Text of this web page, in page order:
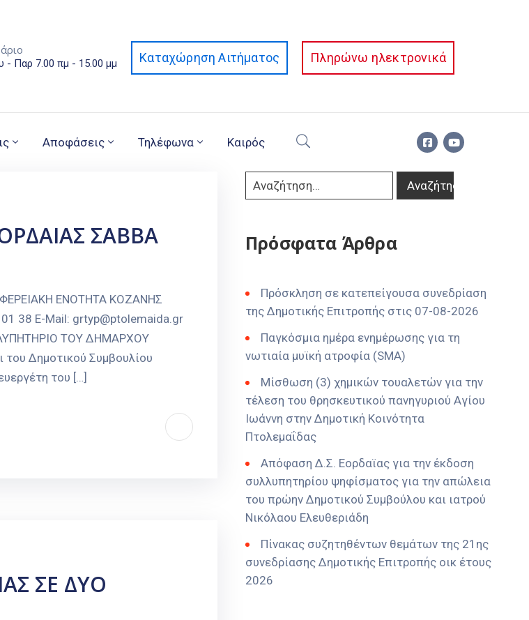
- Παρ 7.00 πμ - 15.00 μμ Καταχώρηση Αιτήματος Πληρώνω ηλεκτρονικά
Αποφάσεις Τηλέφωνα Καιρός
ΣΑΒΒΑ
ΕΝΟΤΗΤΑ ΚΟΖΑΝΗΣ
38 E-Mail: grtyp@ptolemaida.gr
ΤΟΥ ΔΗΜΑΡΧΟΥ
Δημοτικού Συμβουλίου
του […]
ΣΕ ΔΥΟ
Πρόσφατα Άρθρα
Πρόσκληση σε κατεπείγουσα συνεδρίαση
της Δημοτικής Επιτροπής στις 07-08-2026
Παγκόσμια ημέρα ενημέρωσης για τη
νωτιαία μυϊκή ατροφία (SMA)
Μίσθωση (3) χημικών τουαλετών για την
τέλεση του θρησκευτικού πανηγυριού Αγίου
Ιωάννη στην Δημοτική Κοινότητα
Πτολεμαΐδας
Απόφαση Δ.Σ. Εορδαϊας για την έκδοση
συλλυπητηρίου ψηφίσματος για την απώλεια
του πρώην Δημοτικού Συμβούλου και ιατρού
Νικόλαου Ελευθεριάδη
Πίνακας συζητηθέντων θεμάτων της 21ης
συνεδρίασης Δημοτικής Επιτροπής οικ έτους
2026